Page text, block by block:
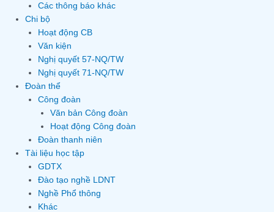
Các thông báo khác
Chi bộ
Hoạt động CB
Văn kiện
Nghị quyết 57-NQ/TW
Nghị quyết 71-NQ/TW
Đoàn thể
Công đoàn
Văn bản Công đoàn
Hoạt động Công đoàn
Đoàn thanh niên
Tài liệu học tập
GDTX
Đào tạo nghề LDNT
Nghề Phổ thông
Khác